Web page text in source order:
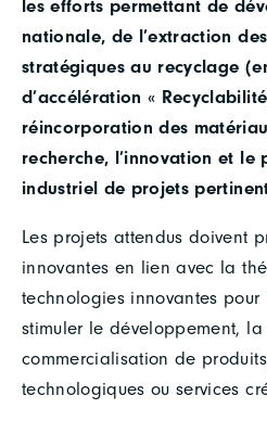
les efforts permettant de
nationale, de l’extraction
stratégiques au recyclage
d’accélération «
réincorporation des
recherche, l’innovation et le
industriel de projets
Les projets attendus doivent
innovantes en lien avec la
technologies innovantes
stimuler le développement,
commercialisation de
technologiques ou services